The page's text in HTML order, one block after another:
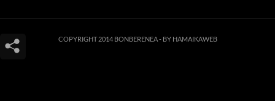
COPYRIGHT 2014 BONBERENEA - BY HAMAIKAWEB